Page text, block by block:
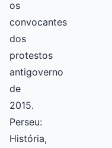
os
convocantes
dos
protestos
antigoverno
de
2015.
Perseu:
História,